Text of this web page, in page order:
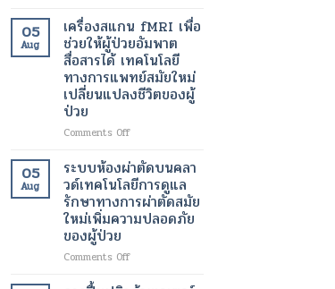
ขา
ที่
สุขภาพ
ดี
และ
อินฟราเรด
เพื่อ
ช่วย
สลาย
ไข
มัน
จุด
เร่ง
อัตรา
การ
เผา
ผลาญ
05
Aug
เครื่องสแกน fMRI เพื่อ
ช่วยให้ผู้ป่วยอัมพาต
สื่อสารได้ เทคโนโลยี
ทางการแพทย์สมัยใหม่
เปลี่ยนแปลงชีวิตของผู้
ป่วย
Comments Offon
สแกน
fMRI
เพื่อ
ช่วย
ให้
ป่วย
สื่อสาร
05
Aug
ระบบห้องผ่าตัดบนคลา
วด์เทคโนโลยีการดูแล
รักษาทางการผ่าตัดสมัย
ใหม่เพิ่มความปลอดภัย
ของผู้ป่วย
Comments Offon